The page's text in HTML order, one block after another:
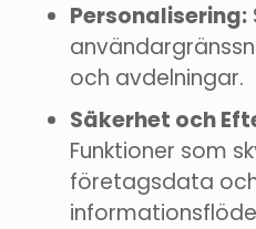
Personalisering:
och avdelningar.
Säkerhet och
Funktioner som
företagsdata